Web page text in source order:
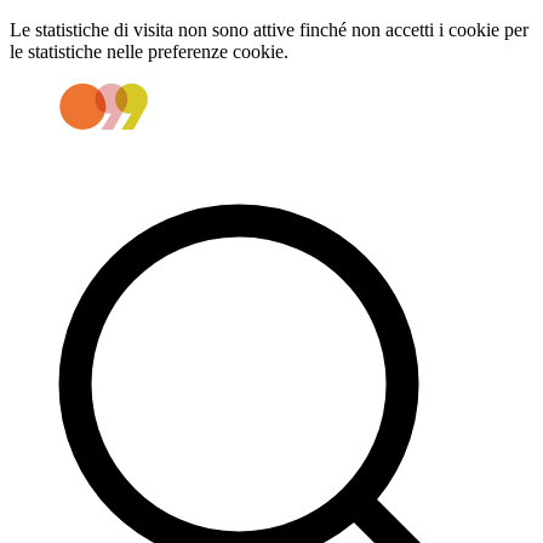
Le statistiche di visita non sono attive finché non accetti i cookie per
le statistiche nelle preferenze cookie.